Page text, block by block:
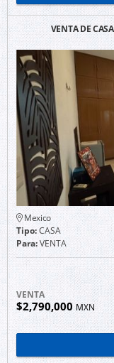
VENTA DE
Mexico
Tipo:CASA
Para:VENTA
VENTA
$2,790,000MXN